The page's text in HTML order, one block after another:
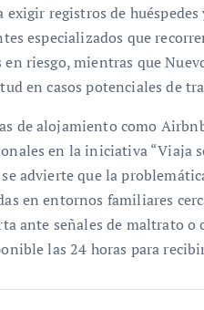
exigir registros de
especializados que
en riesgo, mientras que
en casos potenciales de
de alojamiento como
en la iniciativa “Viaja
advierte que la
en entornos familiares
ante señales de maltrato
las 24 horas para